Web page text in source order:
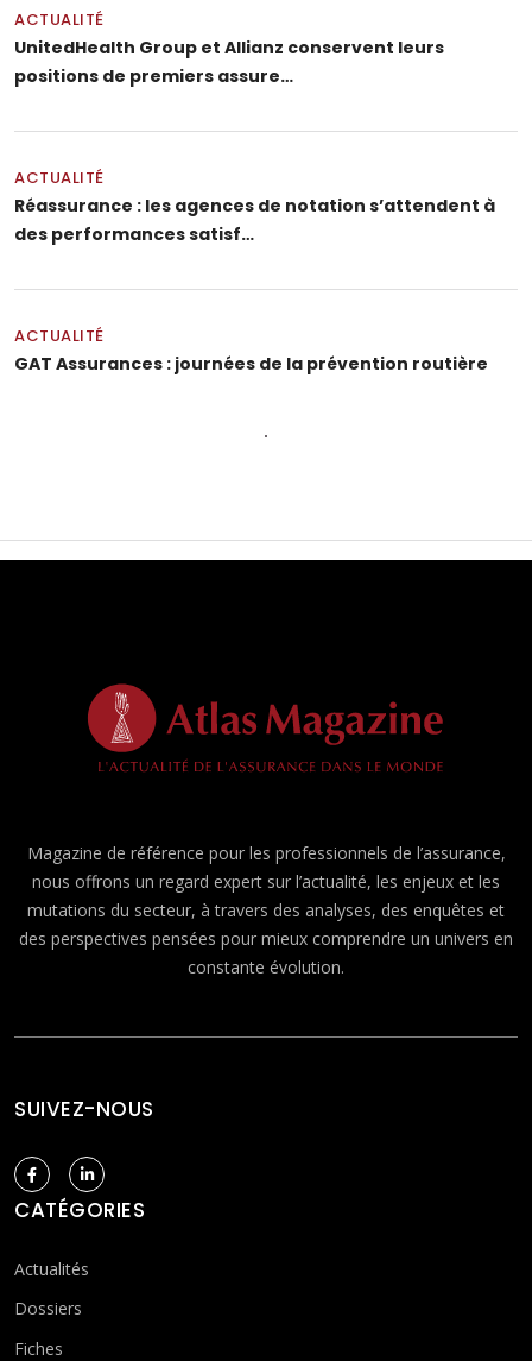
ACTUALITÉ
UnitedHealth Group et Allianz conservent leurs
positions de premiers assure…
ACTUALITÉ
Réassurance : les agences de notation s’attendent à
des performances satisf…
ACTUALITÉ
GAT Assurances : journées de la prévention routière
Magazine de référence pour les professionnels de l’assurance,
nous offrons un regard expert sur l’actualité, les enjeux et les
mutations du secteur, à travers des analyses, des enquêtes et
des perspectives pensées pour mieux comprendre un univers en
constante évolution.
SUIVEZ-NOUS
CATÉGORIES
Actualités
Dossiers
Fiches